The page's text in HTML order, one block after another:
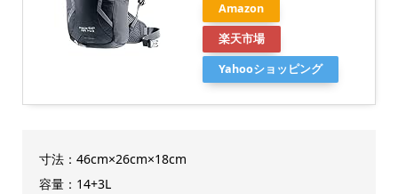
Amazon
楽天市場
Yahooショッピング
寸法：46cm×26cm×18cm
容量：14+3L